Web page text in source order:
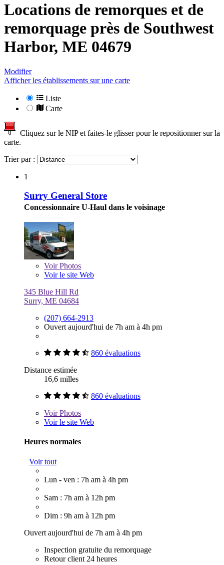
Locations de remorques et de
remorquage près de Southwest
Harbor, ME 04679
Modifier
Afficher les établissements sur une carte
Liste
Carte
Cliquez sur le NIP et faites-le glisser pour le repositionner sur la
carte.
Trier par :
1
Surry General Store
Concessionnaire U-Haul dans le voisinage
VoirPhotos
Voir le site Web
345 Blue Hill Rd
Surry, ME 04684
(207) 664-2913
Ouvert aujourd'hui de 7h am à 4h pm
860 évaluations
Distance estimée
16,6 milles
860 évaluations
VoirPhotos
Voir le site Web
Heures normales
Voir tout
Lun - ven : 7h am à 4h pm
Sam : 7h am à 12h pm
Dim : 9h am à 12h pm
Ouvert aujourd'hui de 7h am à 4h pm
Inspection gratuite du remorquage
Retour client 24 heures